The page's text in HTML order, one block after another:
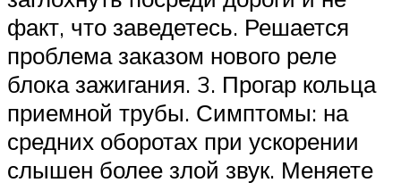
факт, что заведетесь. Решается
проблема заказом нового реле
блока зажигания. 3. Прогар кольца
приемной трубы. Симптомы: на
средних оборотах при ускорении
слышен более злой звук. Меняете